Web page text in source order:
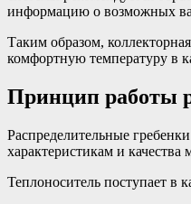
информацию о возможных
Таким образом,
комфортную температуру в
Принцип работы
Распределительные
характеристикам и качества
Теплоноситель поступает в